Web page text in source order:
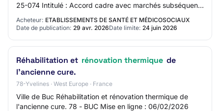
25-074 Intitulé : Accord cadre avec marchés subséquents
Acheteur: ETABLISSEMENTS DE SANTÉ ET MÉDICOSOCIAUX
Date de publication: 29 avr. 2026Date limite: 24 juin 2026
Réhabilitation et rénovation thermique de
l'ancienne cure.
78-Yvelines · West Europe · France
Ville de Buc Réhabilitation et rénovation thermique de
l'ancienne cure. 78 - BUC Mise en ligne : 06/02/2026